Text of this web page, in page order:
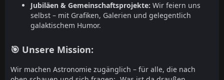
Jubiläen & Gemeinschaftsprojekte: Wir feiern uns
selbst – mit Grafiken, Galerien und gelegentlich
galaktischem Humor.
🎯 Unsere Mission:
Wir machen Astronomie zugänglich – für alle, die nach